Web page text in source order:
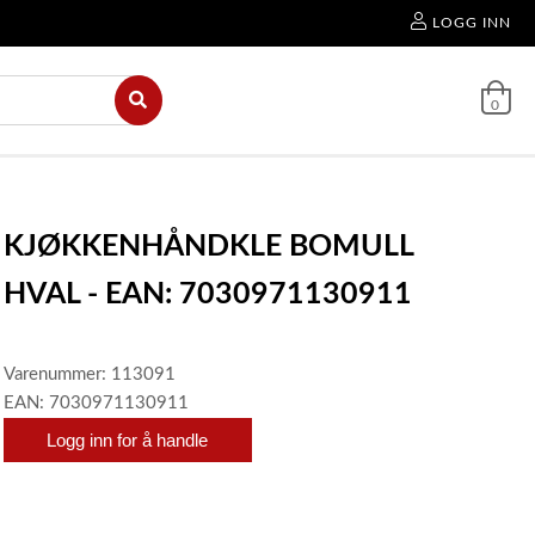
LOGG INN
0
KJØKKENHÅNDKLE BOMULL
HVAL - EAN: 7030971130911
Varenummer: 113091
EAN: 7030971130911
Logg inn for å handle